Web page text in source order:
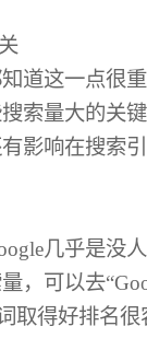
道这一点很
索量大的关
影响在搜索
几乎是没
，可以去
取得好排名